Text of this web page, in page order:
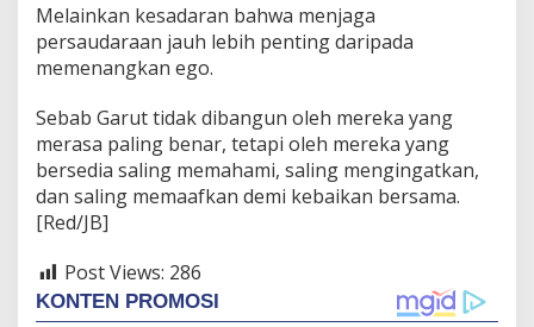
Melainkan kesadaran bahwa menjaga
persaudaraan jauh lebih penting daripada
memenangkan ego.
Sebab Garut tidak dibangun oleh mereka yang
merasa paling benar, tetapi oleh mereka yang
bersedia saling memahami, saling mengingatkan,
dan saling memaafkan demi kebaikan bersama.
[Red/JB]
Post Views: 286